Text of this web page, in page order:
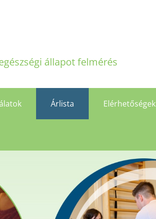
állapot felmérés
Árlista Elérhetőségek